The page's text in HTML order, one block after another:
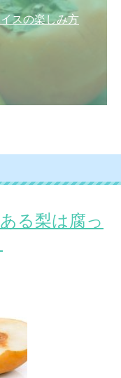
スの楽しみ方
る梨は腐っ